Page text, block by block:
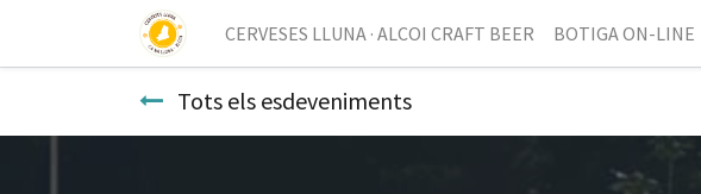
CERVESES LLUNA · ALCOI CRAFT BEER BOTIGA ON-LINE
Tots els esdeveniments